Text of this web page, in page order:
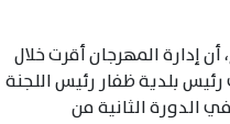
إدارة المهرجان أقرت خلال
بلدية ظفار رئيس اللجنة
الدورة الثانية من